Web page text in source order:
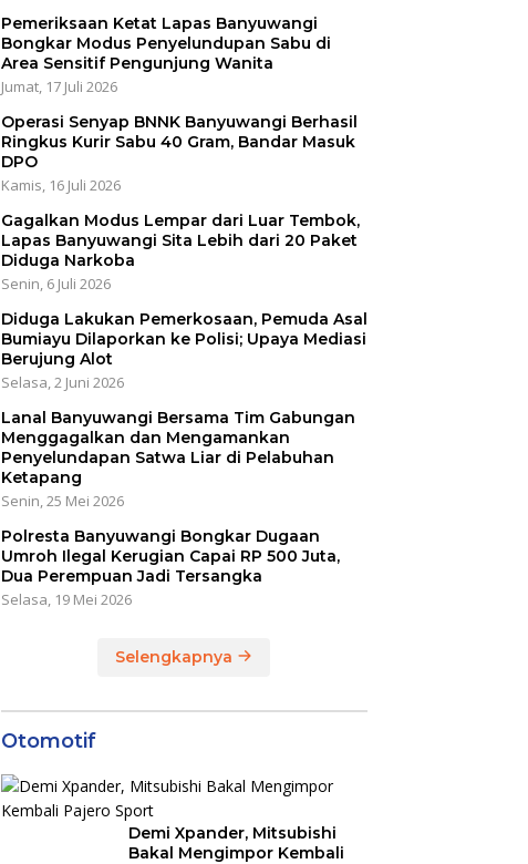
Pemeriksaan Ketat Lapas Banyuwangi
Bongkar Modus Penyelundupan Sabu di
Area Sensitif Pengunjung Wanita
Jumat, 17 Juli 2026
Operasi Senyap BNNK Banyuwangi Berhasil
Ringkus Kurir Sabu 40 Gram, Bandar Masuk
DPO
Kamis, 16 Juli 2026
Gagalkan Modus Lempar dari Luar Tembok,
Lapas Banyuwangi Sita Lebih dari 20 Paket
Diduga Narkoba
Senin, 6 Juli 2026
Diduga Lakukan Pemerkosaan, Pemuda Asal
Bumiayu Dilaporkan ke Polisi; Upaya Mediasi
Berujung Alot
Selasa, 2 Juni 2026
Lanal Banyuwangi Bersama Tim Gabungan
Menggagalkan dan Mengamankan
Penyelundapan Satwa Liar di Pelabuhan
Ketapang
Senin, 25 Mei 2026
Polresta Banyuwangi Bongkar Dugaan
Umroh Ilegal Kerugian Capai RP 500 Juta,
Dua Perempuan Jadi Tersangka
Selasa, 19 Mei 2026
Selengkapnya
Otomotif
Demi Xpander, Mitsubishi
Bakal Mengimpor Kembali